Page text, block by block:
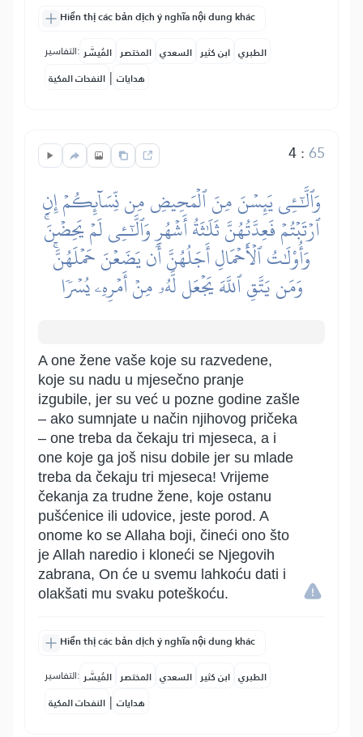
Hiển thị các bản dịch ý nghĩa nội dung khác
التفاسير: المُيسَّر المختصر السعدي ابن كثير الطبري
النفحات المكية | هدايات
4:65
وَٱلَّٰٓـِٔي يَئِسۡنَ مِنَ ٱلۡمَحِيضِ مِن نِّسَآئِكُمۡ إِنِ
ٱرۡتَبۡتُمۡ فَعِدَّتُهُنَّ ثَلَٰثَةُ أَشۡهُرٖ وَٱلَّٰٓـِٔي لَمۡ يَحِضۡنَۚ
وَأُوْلَٰتُ ٱلۡأَحۡمَالِ أَجَلُهُنَّ أَن يَضَعۡنَ حَمۡلَهُنَّۚ
وَمَن يَتَّقِ ٱللَّهَ يَجۡعَل لَّهُۥ مِنۡ أَمۡرِهِۦ يُسۡرٗا
A one žene vaše koje su razvedene,
koje su nadu u mjesečno pranje
izgubile, jer su već u pozne godine zašle
– ako sumnjate u način njihovog pričeka
– one treba da čekaju tri mjeseca, a i
one koje ga još nisu dobile jer su mlade
treba da čekaju tri mjeseca! Vrijeme
čekanja za trudne žene, koje ostanu
pušćenice ili udovice, jeste porod. A
onome ko se Allaha boji, čineći ono što
je Allah naredio i kloneći se Njegovih
zabrana, On će u svemu lahkoću dati i
olakšati mu svaku poteškoću.
Hiển thị các bản dịch ý nghĩa nội dung khác
التفاسير: المُيسَّر المختصر السعدي ابن كثير الطبري
النفحات المكية | هدايات